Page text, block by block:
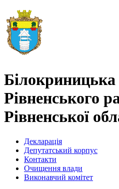
Білокриницька
Рівненського
Рівненської
Декларація
Депутатський корпус
Контакти
Очищення влади
Виконавчий комітет